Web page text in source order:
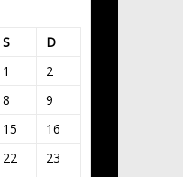
S
D
1
2
8
9
15
16
22
23